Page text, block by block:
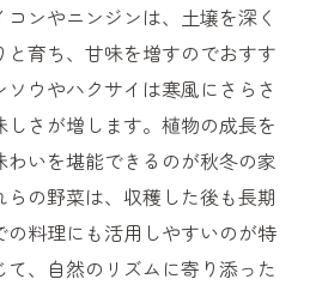
ンやニンジンは、土壌を深く
育ち、甘味を増すのでおすす
ウやハクサイは寒風にさらさ
さが増します。植物の成長を
いを堪能できるのが秋冬の家
の野菜は、収穫した後も長期
料理にも活用しやすいのが特
、自然のリズムに寄り添った